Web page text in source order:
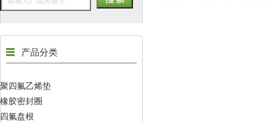
产品分类
聚四氟乙烯垫
橡胶密封圈
四氟盘根